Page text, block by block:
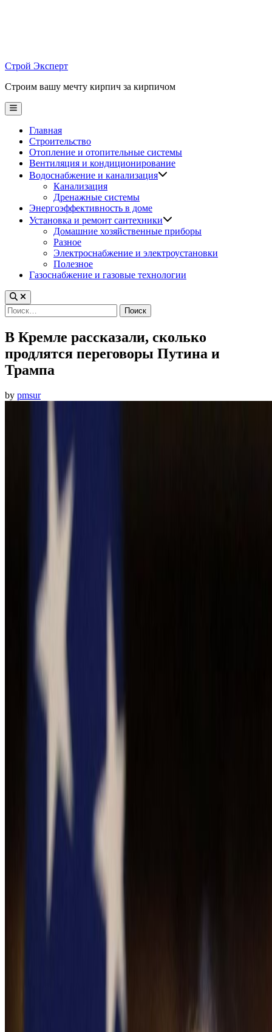
Строй Эксперт
Строим вашу мечту кирпич за кирпичом
Main
Menu
Главная
Строительство
Отопление и отопительные системы
Вентиляция и кондиционирование
Водоснабжение и канализация
Канализация
Дренажные системы
Энергоэффективность в доме
Установка и ремонт сантехники
Домашние хозяйственные приборы
Разное
Электроснабжение и электроустановки
Полезное
Газоснабжение и газовые технологии
Найти:
В Кремле рассказали, сколько
продлятся переговоры Путина и
Трампа
by pmsur